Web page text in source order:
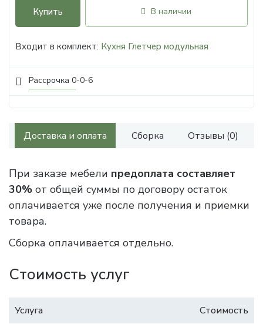
Рассрочка 0-0-6
Купить В наличии
Входит в комплект: Кухня Глетчер модульная
Доставка и оплата Сборка Отзывы (0)
При заказе мебели предоплата составляет
30% от общей суммы по договору остаток
оплачивается уже после получения и приемки
товара.
Сборка оплачивается отдельно.
Стоимость услуг
Услуга
Стоимость